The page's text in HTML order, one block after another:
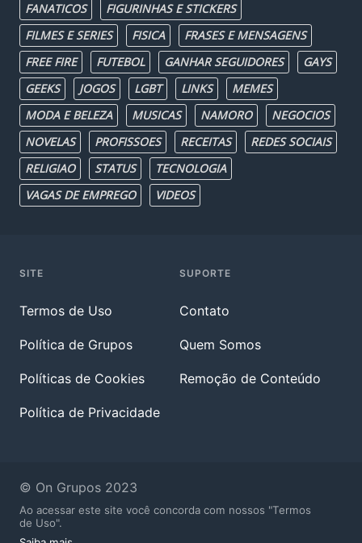
FANATICOS
FIGURINHAS E STICKERS
FILMES E SERIES
FISICA
FRASES E MENSAGENS
FREE FIRE
FUTEBOL GANHAR SEGUIDORES
GAYS
GEEKS
JOGOS LGBT LINKS
MEMES
MODA E BELEZA
MUSICAS NAMORO
NEGOCIOS
NOVELAS
PROFISSOES RECEITAS
REDES SOCIAIS
RELIGIAO
STATUS
TECNOLOGIA
VAGAS DE EMPREGO
VIDEOS
SITE
Termos de Uso
Política de Grupos
Políticas de Cookies
Política de Privacidade
SUPORTE
Contato
Quem Somos
Remoção de Conteúdo
© On Grupos 2023
Ao acessar este site você concorda com nossos "Termos
de Uso".